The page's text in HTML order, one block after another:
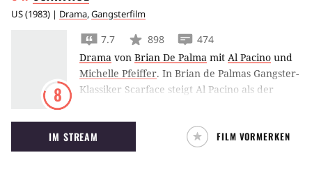
US(1983) | Drama,Gangsterfilm
8
7.7 898
474
Drama von Brian De Palma mit Al Pacino und
Michelle Pfeiffer. In Brian de Palmas Gangster-
Klassiker Scarface steigt Al Pacino als der
mächtigsten Drogenbaron Miamis auf – doch
seine Feinde sind zahlreich.
IM STREAM FILM VORMERKEN